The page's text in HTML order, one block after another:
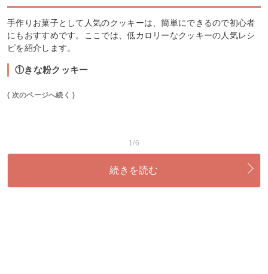
手作りお菓子として人気のクッキーは、簡単にできるので初心者
にもおすすめです。ここでは、低カロリーなクッキーの人気レシ
ピを紹介します。
①きな粉クッキー
( 次のページへ続く )
1/6
続きを読む